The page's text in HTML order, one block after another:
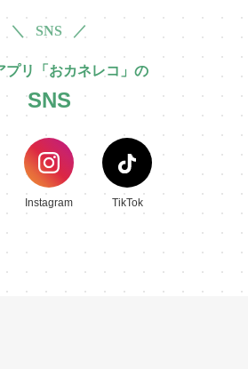
＼ SNS ／
プリ「おカネレコ」の
SNS
Instagram TikTok